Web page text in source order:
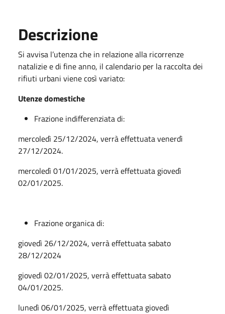
Descrizione
Si avvisa l’utenza che in relazione alla ricorrenze
natalizie e di fine anno, il calendario per la raccolta dei
rifiuti urbani viene così variato:
Utenze domestiche
Frazione indifferenziata di:
mercoledì 25/12/2024, verrà effettuata venerdì
27/12/2024.
mercoledì 01/01/2025, verrà effettuata giovedì
02/01/2025.
Frazione organica di:
giovedì 26/12/2024, verrà effettuata sabato
28/12/2024
giovedì 02/01/2025, verrà effettuata sabato
04/01/2025.
lunedì 06/01/2025, verrà effettuata giovedì